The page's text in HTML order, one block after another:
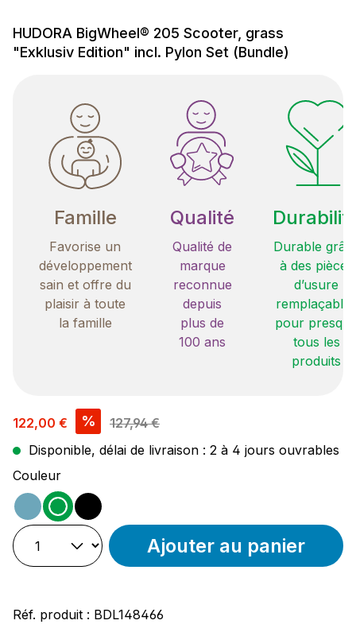
HUDORA BigWheel® 205 Scooter, grass
"Exklusiv Edition" incl. Pylon Set (Bundle)
Famille
Favorise un
développement
sain et offre du
plaisir à toute
la famille
Qualité
Qualité de
marque
reconnue
depuis
plus de
100 ans
Durable
à des pièces
d’usure
remplaçables
pour
tous les
produits
Prix de vente :
122,00 € %
127,94 €
Disponible, délai de livraison : 2 à 4 jours ouvrables
Sélectionnez
Couleur
ocean
vertnoir
Ajouter au panier
Réf. produit : BDL148466